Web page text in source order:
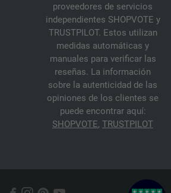
proveedores de servicios
independientes SHOPVOTE y
TRUSTPILOT. Estos utilizan
medidas automáticas y
manuales para verificar las
reseñas. La información
sobre la autenticidad de las
opiniones de los clientes se
puede encontrar aquí:
SHOPVOTE, TRUSTPILOT